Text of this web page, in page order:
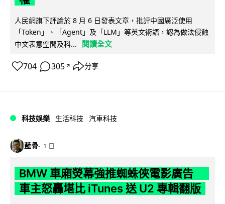
人民網旗下評論於 8 月 6 日發表文章，批評中國廣泛使用
「Token」、「Agent」及「LLM」等英文術語，認為做法侵蝕
中文表意空間及科...
閱讀全文
704 305 ↗ 分享
科技娛樂 生活科技 汽車科技
藍骨 1 日
BMW 車廂熒幕強推蜘蛛俠電影廣告
車主怒轟堪比 iTunes 送 U2 專輯翻版